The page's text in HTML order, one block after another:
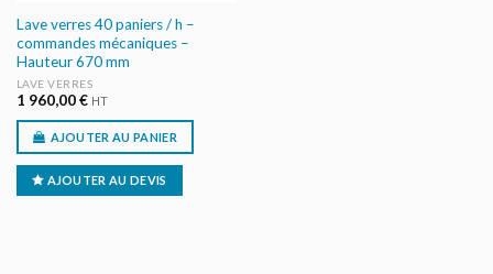
Lave verres 40 paniers / h –
commandes mécaniques –
Hauteur 670 mm
LAVE VERRES
1 960,00€ HT
AJOUTER AU PANIER
AJOUTER AU DEVIS